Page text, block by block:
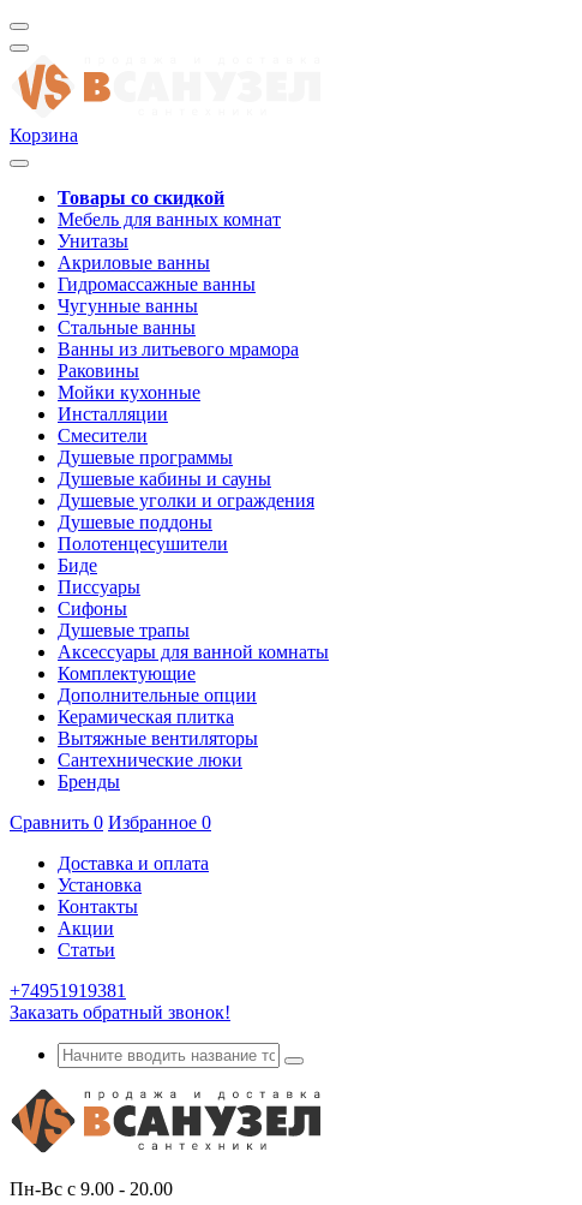
Корзина
Товары со скидкой
Мебель для ванных комнат
Унитазы
Акриловые ванны
Гидромассажные ванны
Чугунные ванны
Стальные ванны
Ванны из литьевого мрамора
Раковины
Мойки кухонные
Инсталляции
Смесители
Душевые программы
Душевые кабины и сауны
Душевые уголки и ограждения
Душевые поддоны
Полотенцесушители
Биде
Писсуары
Сифоны
Душевые трапы
Аксессуары для ванной комнаты
Комплектующие
Дополнительные опции
Керамическая плитка
Вытяжные вентиляторы
Сантехнические люки
Бренды
Сравнить 0 Избранное 0
Доставка и оплата
Установка
Контакты
Акции
Статьи
+74951919381
Заказать обратный звонок!
Пн-Вс с 9.00 - 20.00